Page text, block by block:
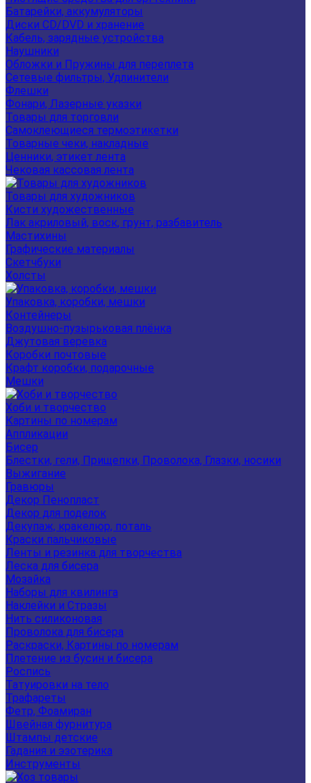
Батарейки, аккумуляторы
Диски CD/DVD и хранение
Кабель, зарядные устройства
Наушники
Обложки и Пружины для переплета
Сетевые фильтры, Удлинители
Флешки
Фонари, Лазерные указки
Товары для торговли
Самоклеющиеся термоэтикетки
Товарные чеки, накладные
Ценники, этикет лента
Чековая кассовая лента
Товары для художников
Кисти художественные
Лак акриловый, воск, грунт, разбавитель
Мастихины
Графические материалы
Скетчбуки
Холсты
Упаковка, коробки, мешки
Контейнеры
Воздушно-пузырьковая плёнка
Джутовая веревка
Коробки почтовые
Крафт коробки, подарочные
Мешки
Хоби и творчество
Картины по номерам
Аппликации
Бисер
Блестки, гели, Прищепки, Проволока, Глазки, носики
Выжигание
Гравюры
Декор Пенопласт
Декор для поделок
Декупаж, кракелюр, поталь
Краски пальчиковые
Ленты и резинка для творчества
Леска для бисера
Мозайка
Наборы для квилинга
Наклейки и Стразы
Нить силиконовая
Проволока для бисера
Раскраски, Картины по номерам
Плетение из бусин и бисера
Роспись
Татуировки на тело
Трафареты
Фетр, Фоамиран
Швейная фурнитура
Штампы детские
Гадания и эзотерика
Инструменты